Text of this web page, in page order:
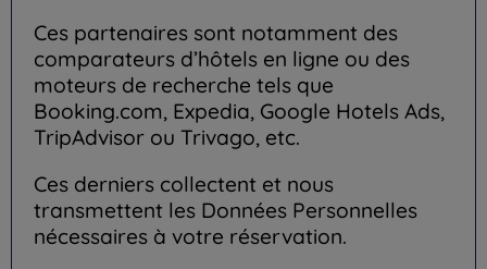
Ces partenaires sont notamment des
comparateurs d’hôtels en ligne ou des
moteurs de recherche tels que
Booking.com, Expedia, Google Hotels Ads,
TripAdvisor ou Trivago, etc.
Ces derniers collectent et nous
transmettent les Données Personnelles
nécessaires à votre réservation.